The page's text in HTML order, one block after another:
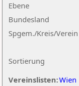
Ebene
Sortierung
Bundesland
Spgem./Kreis/Verein
Vereinslisten:Wien